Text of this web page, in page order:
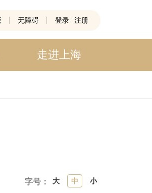
无障碍 登录 注册
走进上海
字号： 大 中 小